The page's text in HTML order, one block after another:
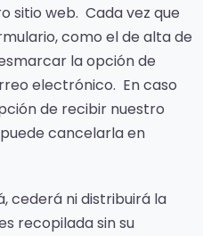
sitio web. Cada vez que
como el de alta de
la opción de
electrónico. En caso
de recibir nuestro
cancelarla en
cederá ni distribuirá la
recopilada sin su